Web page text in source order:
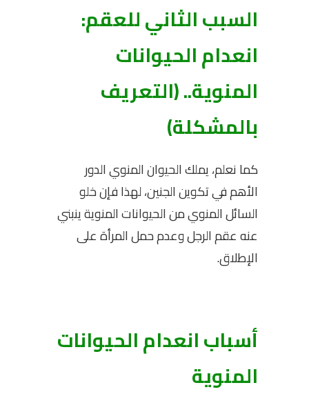
السبب الثاني للعقم:
انعدام الحيوانات
المنوية.. (التعريف
بالمشكلة)
كما نعلم، يملك الحيوان المنوي الدور
الأهم في تكوين الجنين، لهذا فإن خلو
السائل المنوي من الحيوانات المنوية ينبني
عنه عقم الرجل وعدم حمل المرأة على
الإطلاق.
أسباب انعدام الحيوانات
المنوية